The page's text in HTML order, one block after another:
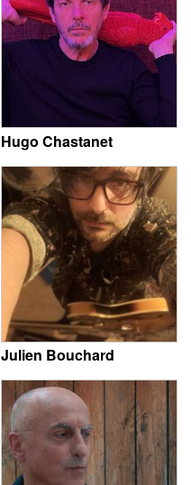
Hugo Chastanet
Julien Bouchard